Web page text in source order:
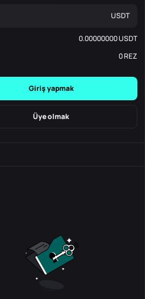
USDT
0.00000000USDT
0REZ
Giriş yapmak
Üye olmak